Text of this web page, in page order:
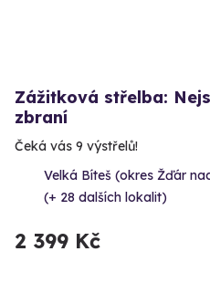
Zážitková střelba:
zbraní
Čeká vás 9 výstřelů!
Velká Bíteš (okres Žďár
(+ 28 dalších lokalit)
2 399 Kč